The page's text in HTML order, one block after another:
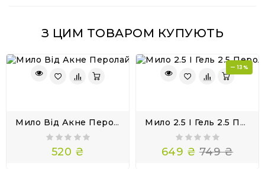
З ЦИМ ТОВАРОМ КУПУЮТЬ
Мило Від Акне Перолайт Бензойл Пероксид 2,5 Soap Perolite
520 ₴
— 13%
Мило 2.5 І Гель 2.5 Перолайт Комплекс Від Акне Perolite
649 ₴ 749 ₴